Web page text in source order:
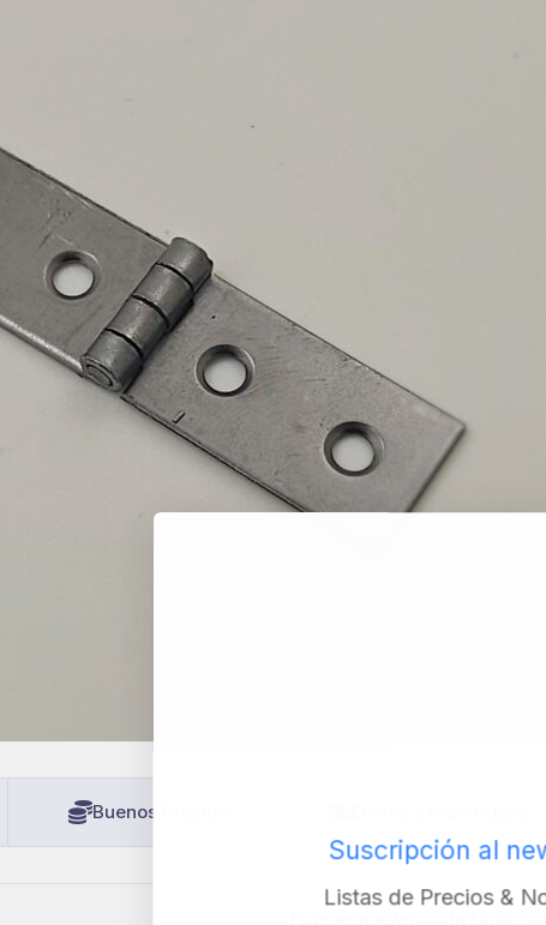
Buenos Precios
Suscripción al
Listas de Precios &